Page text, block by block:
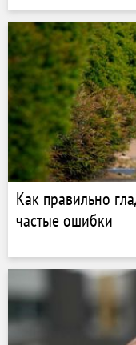
Как правильно
частые ошибки